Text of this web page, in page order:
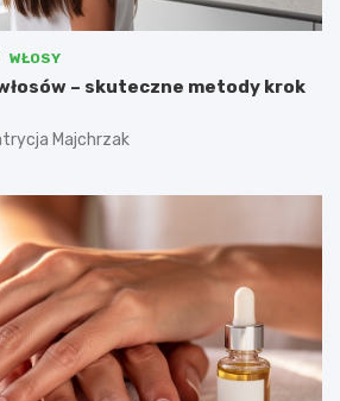
WŁOSY
– skuteczne metody krok
Majchrzak